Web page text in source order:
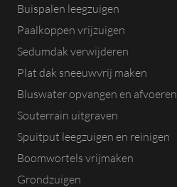
Buispalen leegzuigen
Paalkoppen vrijzuigen
Sedumdak verwijderen
Plat dak sneeuwvrij maken
Bluswater opvangen en afvoeren
Souterrain uitgraven
Spuitput leegzuigen en reinigen
Boomwortels vrijmaken
Grondzuigen